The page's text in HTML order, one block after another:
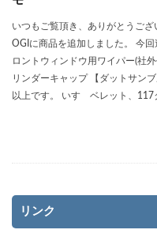
いつもご覧頂き、ありがとうご
OGIに商品を追加しました。 今
ロントウィンドウ用ワイパー(社
リンダーキャップ 【ダットサン
以上です。 いすゞベレット、
リンク